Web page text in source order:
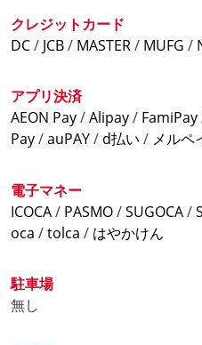
ソフトクリームのト
をご用意
コインランドリーあ
洗濯用洗剤も提供しており
お子様無料実施中
以下のお子様最大3名様ま
す。
通常料金
【ブース席】
【オープン席】
210円(税込)/30分
430円(税込)/30分
【シャワールーム料金】
※別途席料金が掛かります
※アメニティは310円でのレ
延長料金
【ブース席】
【オープン席】
80円(税込)/10分
140円(税込)/10分
パック料金
お得な学割実施中!入店時、
【ブース席】
『平日料金』
3時間パック 1,200円(税込)
6時間パック 1,900円(税込)
12時間パック 2,950円(税込)
24時間パック 4,100円(税込)
※ナイトパックは18時～翌5
クレジットカード
DC/ JCB/ MASTER/ MUFG /
アプリ決済
AEON Pay/Alipay/ FamiPay
Pay/auPAY/ d払い / メルペ
電子マネー
ICOCA/ PASMO/SUGOCA/
oca /tolca / はやかけん
駐車場
無し